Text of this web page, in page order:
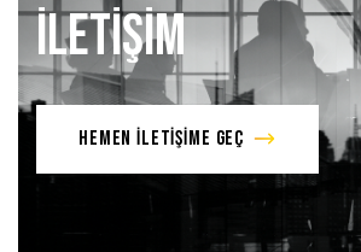
İLETİŞİM
HEMEN İLETİŞİME GEÇ